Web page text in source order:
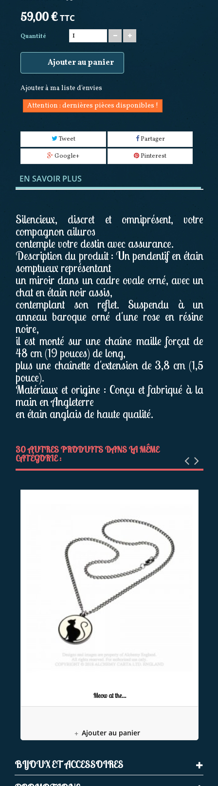
59,00 €TTC
Quantité
Ajouter au panier
Ajouter à ma liste d'envies
Attention : dernières pièces disponibles !
Tweet
Partager
Google+
Pinterest
EN SAVOIR PLUS
Silencieux, discret et omniprésent, votre
compagnon ailuros
contemple votre destin avec assurance.
Description du produit : Un pendentif en étain
somptueux représentant
un miroir dans un cadre ovale orné, avec un
chat en étain noir assis,
contemplant son reflet. Suspendu à un
anneau baroque orné d'une rose en résine
noire,
il est monté sur une chaîne maille forçat de
48 cm (19 pouces) de long,
plus une chaînette d'extension de 3,8 cm (1,5
pouce).
Matériaux et origine : Conçu et fabriqué à la
main en Angleterre
en étain anglais de haute qualité.
30 AUTRES PRODUITS DANS LA MÊME
CATÉGORIE :
Meow at the...
Ajouter au panier
BIJOUX ET ACCESSOIRES